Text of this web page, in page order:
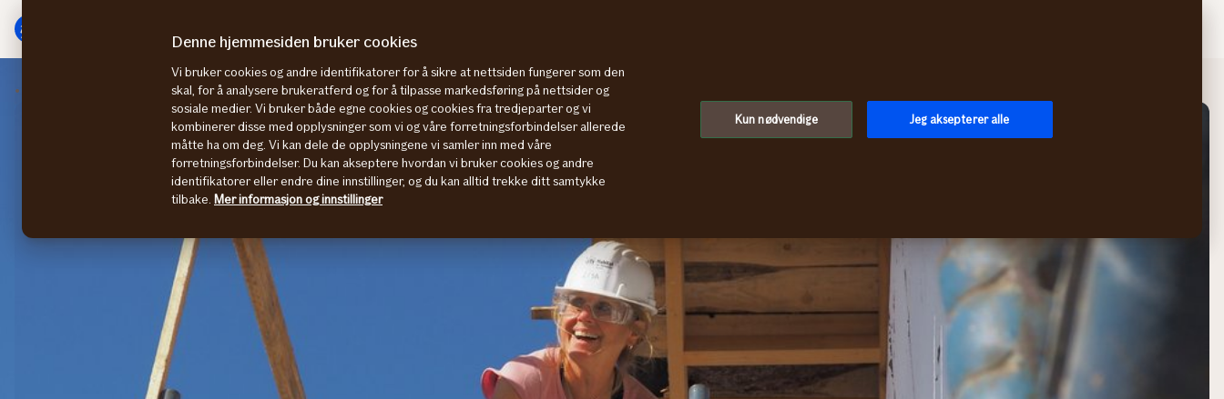
innhold
Forebygg skader på arbeidsplassen
Denne hjemmesiden bruker cookies
Vi bruker cookies og andre identifikatorer for å sikre at nettsiden fungerer som den
skal, for å analysere brukeratferd og for å tilpasse markedsføring på nettsider og
sosiale medier. Vi bruker både egne cookies og cookies fra tredjeparter og vi
kombinerer disse med opplysninger som vi og våre forretningsforbindelser allerede
måtte ha om deg. Vi kan dele de opplysningene vi samler inn med våre
forretningsforbindelser. Du kan akseptere hvordan vi bruker cookies og andre
identifikatorer eller endre dine innstillinger, og du kan alltid trekke ditt samtykke
tilbake. Mer informasjon og innstillinger
Kun nødvendige Jeg aksepterer alle